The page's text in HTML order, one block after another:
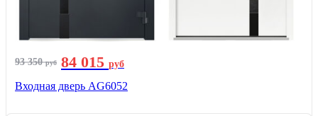
93 350руб 84 015 руб
Входная дверь AG6052